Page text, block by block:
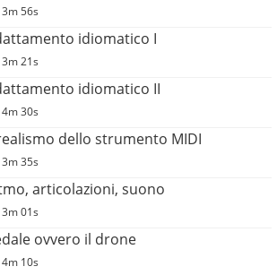
56s
idiomatico I
21s
idiomatico II
30s
dello strumento MIDI
35s
articolazioni, suono
01s
ovvero il drone
10s